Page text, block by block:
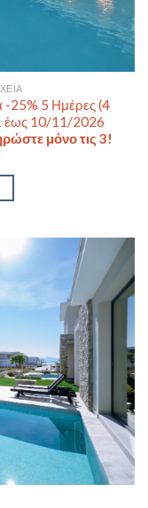
5 Ημέρες (4
1 έως 10/11/2026
μόνο τις 3!